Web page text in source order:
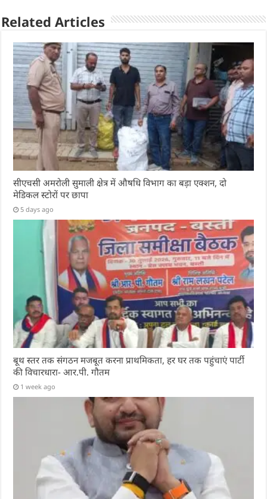
Related Articles
सीएचसी अमरोली सुमाली क्षेत्र में औषधि विभाग का बड़ा एक्शन, दो
मेडिकल स्टोरों पर छापा
5 days ago
बूथ स्तर तक संगठन मजबूत करना प्राथमिकता, हर घर तक पहुंचाएं पार्टी
की विचारधारा- आर.पी. गौतम
1 week ago